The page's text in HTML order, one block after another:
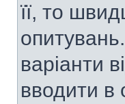
її, то
варіанти
вводити в